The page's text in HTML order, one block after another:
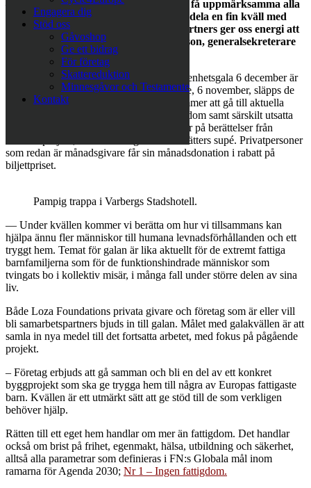
Engagera dig
Stöd oss
Gåvoshop
Ge ett bidrag
För företag
Skattereduktion
Minnesgåvor och Testamente
Kontakt
— Vi ser med stor glädje fram emot att få uppmärksamma alla
som gjort vårt arbete möjligt och att få dela en fin kväll med
dem. Att träffa givare och samarbetspartners ger oss energi att
fortsätta kämpa, säger Sabina Grubbeson, generalsekreterare
Loza Foundation.
Temat för Loza Foundations första välgörenhetsgala 6 december är
Alla har rätt till ett hem. En månad tidigare, 6 november, släpps de
180 biljetterna vars intäkter oavkortat kommer att gå till aktuella
projekt såsom Barnfamiljer i extrem fattigdom samt särskilt utsatta
och funktionshindrade. Galakvällen bjuder på berättelser från
aktuella projekt, underhållning och en trerätters supé. Privatpersoner
som redan är månadsgivare får sin månadsdonation i rabatt på
biljettpriset.
Pampig trappa i Varbergs Stadshotell.
— Under kvällen kommer vi berätta om hur vi tillsammans kan
hjälpa ännu fler människor till humana levnadsförhållanden och ett
tryggt hem. Temat för galan är lika aktuellt för de extremt fattiga
barnfamiljerna som för de funktionshindrade människor som
tvingats bo i kollektiv misär, i många fall under större delen av sina
liv.
Både Loza Foundations privata givare och företag som är eller vill
bli samarbetspartners bjuds in till galan. Målet med galakvällen är att
samla in nya medel till det fortsatta arbetet, med fokus på pågående
projekt.
– Företag erbjuds att gå samman och bli en del av ett konkret
byggprojekt som ska ge trygga hem till några av Europas fattigaste
barn. Kvällen är ett utmärkt sätt att ge stöd till de som verkligen
behöver hjälp.
Rätten till ett eget hem handlar om mer än fattigdom. Det handlar
också om brist på frihet, egenmakt, hälsa, utbildning och säkerhet,
alltså alla parametrar som definieras i FN:s Globala mål inom
ramarna för Agenda 2030; Nr 1 – Ingen fattigdom.